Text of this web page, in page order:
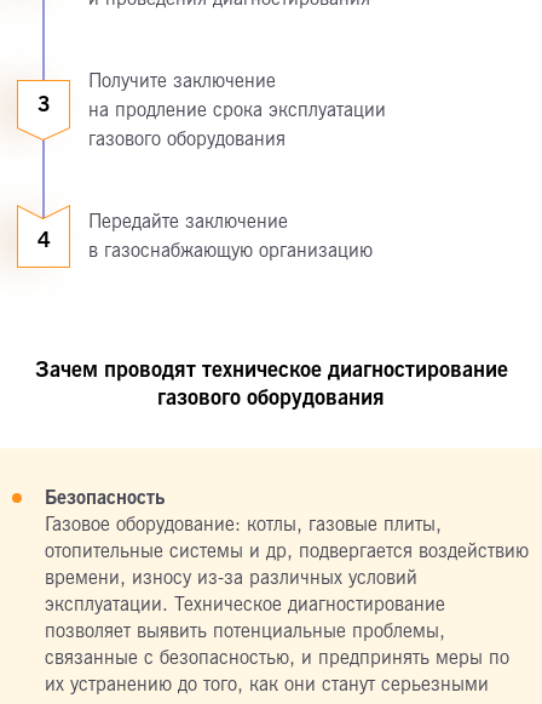
3
Получите заключение
на продление срока эксплуатации
газового оборудования
4
Передайте заключение
в газоснабжающую организацию
Зачем проводят техническое диагностирование
газового оборудования
Безопасность
Газовое оборудование: котлы, газовые плиты,
отопительные системы и др, подвергается воздействию
времени, износу из-за различных условий
эксплуатации. Техническое диагностирование
позволяет выявить потенциальные проблемы,
связанные с безопасностью, и предпринять меры по
их устранению до того, как они станут серьезными